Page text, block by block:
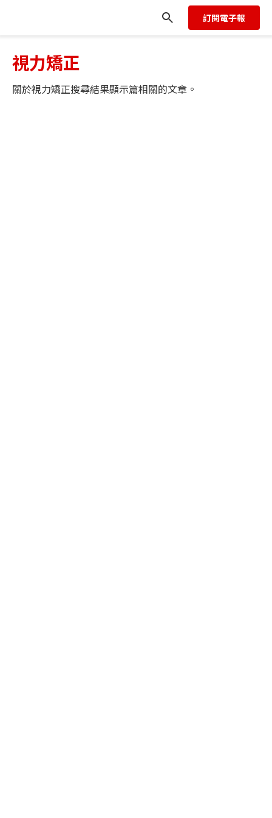
訂閱電子報
視力矯正
關於視力矯正搜尋結果顯示篇相關的文章。